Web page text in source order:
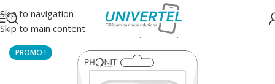
Skip to navigation
Skip to main content
Accueil/Protections Coque souple transparente